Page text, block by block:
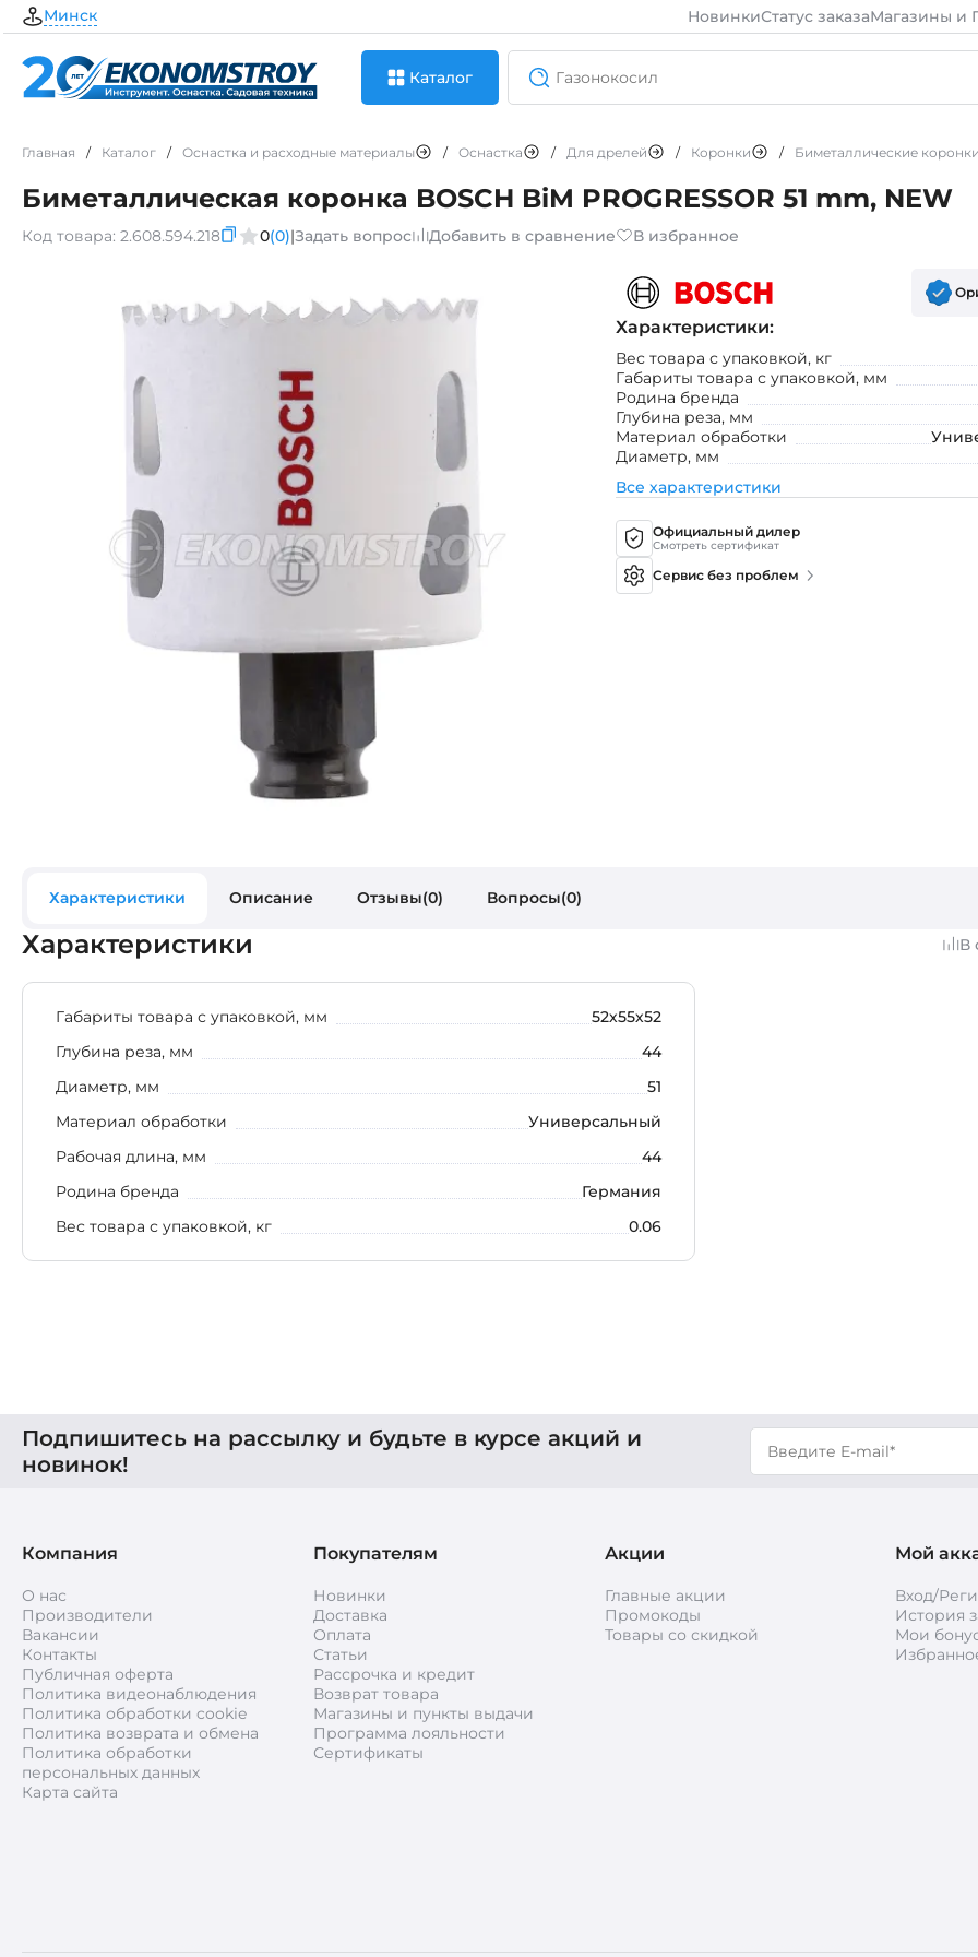
Минск НовинкиСтатус заказаМагазины и
Каталог
Главная / Каталог / Оснастка и расходные материалы / Оснастка / Для дрелей / Коронки / Биметаллические коронки
Биметаллическая коронка BOSCH BiM PROGRESSOR 51 mm, NEW
Код товара: 2.608.594.218 0(0)|Задать вопрос Добавить в сравнение В избранное
Характеристики:
Вес товара с упаковкой, кг
Габариты товара с упаковкой, мм
Родина бренда
Глубина реза, мм
Материал обработки
Диаметр, мм
Все характеристики
Официальный дилер
Смотреть сертификат
Сервис без проблем
Характеристики Описание Отзывы(0) Вопросы(0)
Характеристики В
Габариты товара с упаковкой, мм
52х55х52
Глубина реза, мм
44
Диаметр, мм
51
Материал обработки
Универсальный
Рабочая длина, мм
44
Родина бренда
Германия
Вес товара с упаковкой, кг
0.06
Подпишитесь на рассылку и будьте в курсе акций и
новинок!
Компания
О нас
Производители
Вакансии
Контакты
Публичная оферта
Политика видеонаблюдения
Политика обработки cookie
Политика возврата и обмена
Политика обработки
персональных данных
Карта сайта
Покупателям
Новинки
Доставка
Оплата
Статьи
Рассрочка и кредит
Возврат товара
Магазины и пункты выдачи
Программа лояльности
Сертификаты
Акции
Главные акции
Промокоды
Товары со скидкой
Мой
Вход/
История
Мои